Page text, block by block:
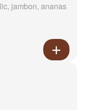
jambon, ananas